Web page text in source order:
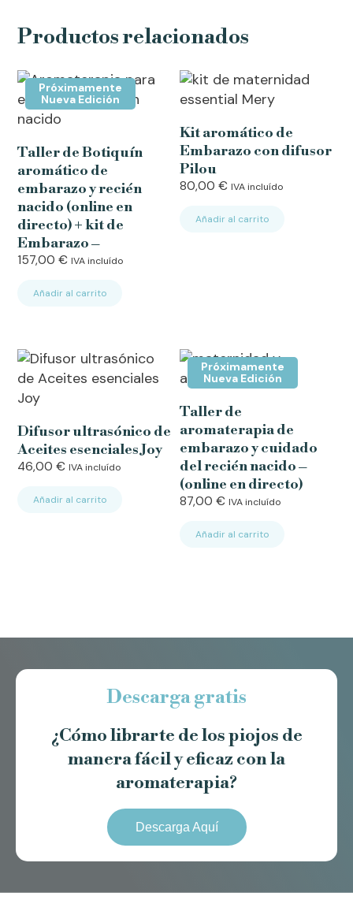
Productos relacionados
Próximamente
Nueva Edición
Taller de Botiquín
aromático de
embarazo y recién
nacido (online en
directo) + kit de
Embarazo –
157,00 € IVA incluído
Añadir al carrito
Kit aromático de
Embarazo con difusor
Pilou
80,00€ IVA incluído
Añadir al carrito
Difusor ultrasónico de
Aceites esenciales Joy
46,00 € IVA incluído
Añadir al carrito
Próximamente
Nueva Edición
Taller de
aromaterapia de
embarazo y cuidado
del recién nacido –
(online en directo)
87,00€ IVA incluído
Añadir al carrito
Descarga gratis
¿Cómo librarte de los piojos de
manera fácil y eficaz con la
aromaterapia?
Descarga Aquí